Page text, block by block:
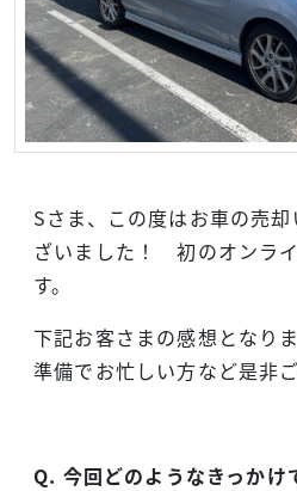
Sさま、この度はお車の売
ざいました！ 初のオンラ
す。
下記お客さまの感想となり
準備でお忙しい方など是非
Q. 今回どのようなきっかけ